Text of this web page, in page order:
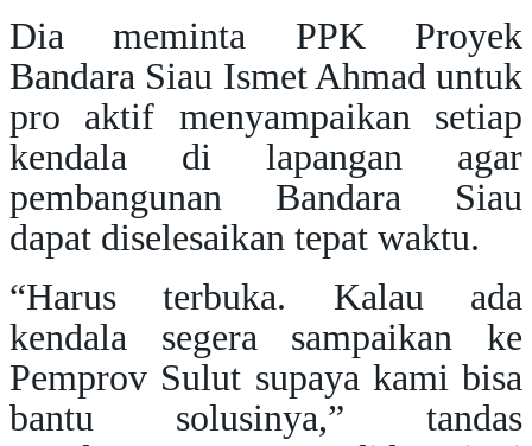
Dia meminta PPK Proyek
Bandara Siau Ismet Ahmad untuk
pro aktif menyampaikan setiap
kendala di lapangan agar
pembangunan Bandara Siau
dapat diselesaikan tepat waktu.
“Harus terbuka. Kalau ada
kendala segera sampaikan ke
Pemprov Sulut supaya kami bisa
bantu solusinya,” tandas